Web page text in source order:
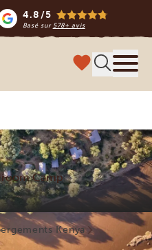
4.8/5
Basé sur 578+ avis
Camp
Kenya